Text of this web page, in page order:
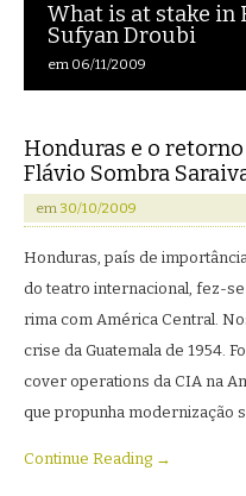
What is at stake in
Sufyan Droubi
em 06/11/2009
Honduras e o retorno
Flávio Sombra
em 30/10/2009
Honduras, país de
do teatro internacional, fez-
rima com América Central.
crise da Guatemala de 1954.
cover operations da CIA na
que propunha modernização
Continue Reading →